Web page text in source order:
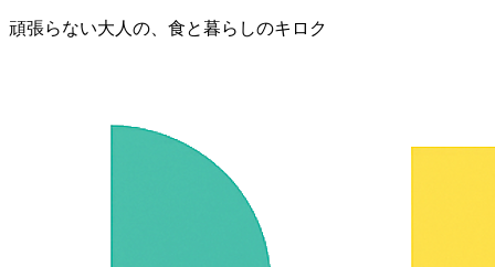
頑張らない大人の、食と暮らしのキロク